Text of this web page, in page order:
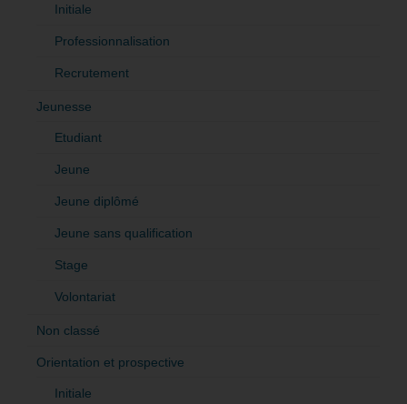
Initiale
Professionnalisation
Recrutement
Jeunesse
Etudiant
Jeune
Jeune diplômé
Jeune sans qualification
Stage
Volontariat
Non classé
Orientation et prospective
Initiale